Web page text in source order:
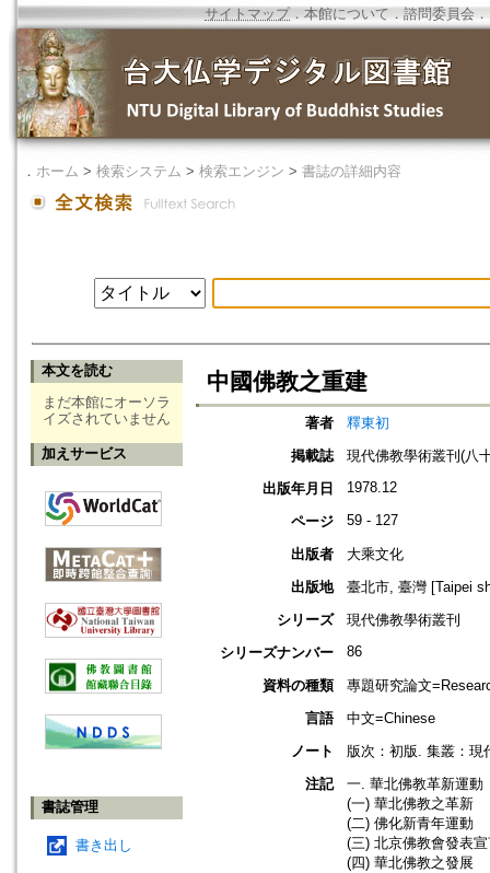
サイトマップ．本館について ． 諮問委員会 ．
． ホーム > 検索システム > 検索エンジン > 書誌の詳細内容
本文を読む
まだ本館にオーソラ
イズされていません
加えサービス
書誌管理
書き出し
中國佛教之重建
著者
釋東初
掲載誌
現代佛教學術叢刊(八
出版年月日
1978.12
ページ 59 - 127
出版者
大乘文化
出版地
臺北市, 臺灣 [Taipei
シリーズ
現代佛教學術叢刊
シリーズナンバー
86
資料の種類
專題研究論文
言語
中文=Chinese
ノート
版次：初版. 集叢：
注記
一. 華北佛教革新運動
(一) 華北佛教之革新
(二) 佛化新青年運動
(三) 北京佛教會發表
(四) 華北佛教之發展